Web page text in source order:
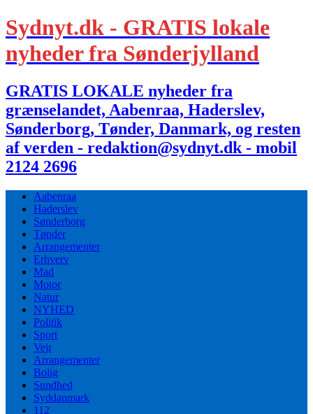
Sydnyt.dk - GRATIS lokale
nyheder fra Sønderjylland
GRATIS LOKALE nyheder fra
grænselandet, Aabenraa, Haderslev,
Sønderborg, Tønder, Danmark, og resten
af verden - redaktion@sydnyt.dk - mobil
2124 2696
Aabenraa
Haderslev
Sønderborg
Tønder
Arrangementer
Erhverv
Mad
Motor
Natur
NYHED
Politik
Sport
Vejr
Arrangementer
Bolig
Sundhed
Syddanmark
112